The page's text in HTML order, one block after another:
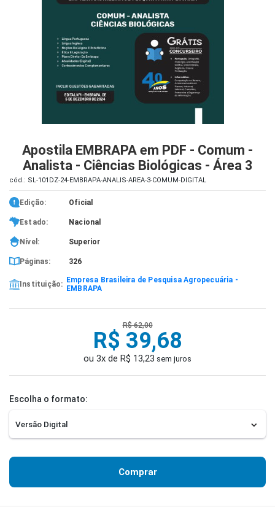
Apostila EMBRAPA em PDF - Comum -
Analista - Ciências Biológicas - Área 3
cód.: SL-101DZ-24-EMBRAPA-ANALIS-AREA-3-COMUM-DIGITAL
Edição: Oficial
Estado: Nacional
Nível: Superior
Páginas: 326
Instituição: Empresa Brasileira de Pesquisa Agropecuária -
EMBRAPA
R$ 62,00
R$ 39,68
ou 3x de R$ 13,23 sem juros
Escolha o formato:
Comprar